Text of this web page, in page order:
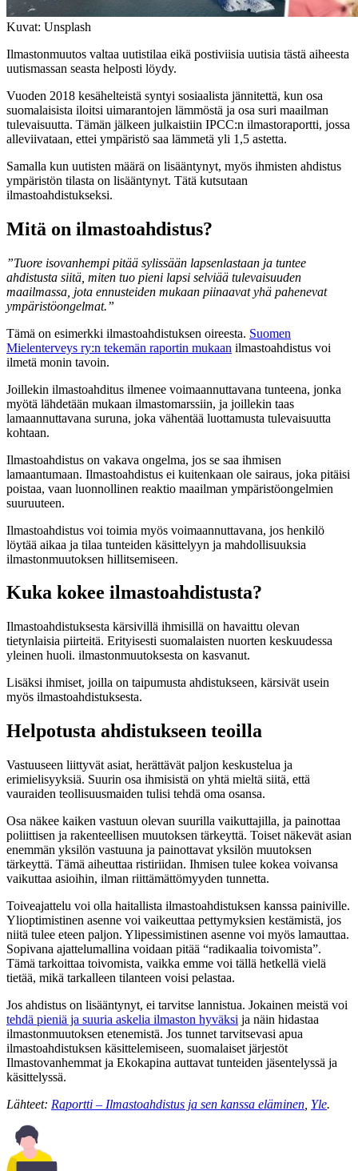
Kuvat: Unsplash
Ilmastonmuutos valtaa uutistilaa eikä postiviisia uutisia tästä aiheesta
uutismassan seasta helposti löydy.
Vuoden 2018 kesähelteistä syntyi sosiaalista jännitettä, kun osa
suomalaisista iloitsi uimarantojen lämmöstä ja osa suri maailman
tulevaisuutta. Tämän jälkeen julkaistiin IPCC:n ilmastoraportti, jossa
alleviivataan, ettei ympäristö saa lämmetä yli 1,5 astetta.
Samalla kun uutisten määrä on lisääntynyt, myös ihmisten ahdistus
ympäristön tilasta on lisääntynyt. Tätä kutsutaan
ilmastoahdistukseksi.
Mitä on ilmastoahdistus?
”Tuore isovanhempi pitää sylissään lapsenlastaan ja tuntee
ahdistusta siitä, miten tuo pieni lapsi selviää tulevaisuuden
maailmassa, jota ennusteiden mukaan piinaavat yhä pahenevat
ympäristöongelmat.”
Tämä on esimerkki ilmastoahdistuksen oireesta. Suomen
Mielenterveys ry:n tekemän raportin mukaan ilmastoahdistus voi
ilmetä monin tavoin.
Joillekin ilmastoahditus ilmenee voimaannuttavana tunteena, jonka
myötä lähdetään mukaan ilmastomarssiin, ja joillekin taas
lamaannuttavana suruna, joka vähentää luottamusta tulevaisuutta
kohtaan.
Ilmastoahdistus on vakava ongelma, jos se saa ihmisen
lamaantumaan. Ilmastoahdistus ei kuitenkaan ole sairaus, joka pitäisi
poistaa, vaan luonnollinen reaktio maailman ympäristöongelmien
suuruuteen.
Ilmastoahdistus voi toimia myös voimaannuttavana, jos henkilö
löytää aikaa ja tilaa tunteiden käsittelyyn ja mahdollisuuksia
ilmastonmuutoksen hillitsemiseen.
Kuka kokee ilmastoahdistusta?
Ilmastoahdistuksesta kärsivillä ihmisillä on havaittu olevan
tietynlaisia piirteitä. Erityisesti suomalaisten nuorten keskuudessa
yleinen huoli. ilmastonmuutoksesta on kasvanut.
Lisäksi ihmiset, joilla on taipumusta ahdistukseen, kärsivät usein
myös ilmastoahdistuksesta.
Helpotusta ahdistukseen teoilla
Vastuuseen liittyvät asiat, herättävät paljon keskustelua ja
erimielisyyksiä. Suurin osa ihmisistä on yhtä mieltä siitä, että
vauraiden teollisuusmaiden tulisi tehdä oma osansa.
Osa näkee kaiken vastuun olevan suurilla vaikuttajilla, ja painottaa
poliittisen ja rakenteellisen muutoksen tärkeyttä. Toiset näkevät asian
enemmän yksilön vastuuna ja painottavat yksilön muutoksen
tärkeyttä. Tämä aiheuttaa ristiriidan. Ihmisen tulee kokea voivansa
vaikuttaa asioihin, ilman riittämättömyyden tunnetta.
Toiveajattelu voi olla haitallista ilmastoahdistuksen kanssa painiville.
Ylioptimistinen asenne voi vaikeuttaa pettymyksien kestämistä, jos
niitä tulee eteen paljon. Ylipessimistinen asenne voi myös lamauttaa.
Sopivana ajattelumallina voidaan pitää “radikaalia toivomista”.
Tämä tarkoittaa toivomista, vaikka emme voi tällä hetkellä vielä
tietää, mikä tarkalleen tilanteen voisi pelastaa.
Jos ahdistus on lisääntynyt, ei tarvitse lannistua. Jokainen meistä voi
tehdä pieniä ja suuria askelia ilmaston hyväksi ja näin hidastaa
ilmastonmuutoksen etenemistä. Jos tunnet tarvitsevasi apua
ilmastoahdistuksen käsittelemiseen, suomalaiset järjestöt
Ilmastovanhemmat ja Ekokapina auttavat tunteiden jäsentelyssä ja
käsittelyssä.
Lähteet: Raportti – Ilmastoahdistus ja sen kanssa eläminen Yle.